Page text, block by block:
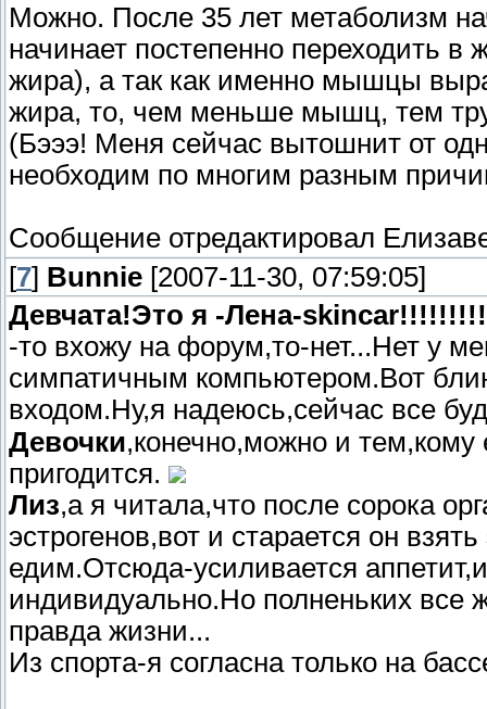
Можно. После 35 лет метаболизм
начинает постепенно переходить
жира), а так как именно мышцы
жира, то, чем меньше мышц, тем
(Бэээ! Меня сейчас вытошнит от
необходим по многим разным
Сообщение отредактировал
[7] Bunnie [2007-11-30, 07:59:05]
Девчата!Это я -Лена-
-то вхожу на форум,то-нет...Нет у
симпатичным компьютером.Вот
входом.Ну,я надеюсь,сейчас все
Девочки,конечно,можно и тем,кому
пригодится.
Лиз,а я читала,что после сорока
эстрогенов,вот и старается он
едим.Отсюда-усиливается
индивидуально.Но полненьких все
правда жизни...
Из спорта-я согласна только на